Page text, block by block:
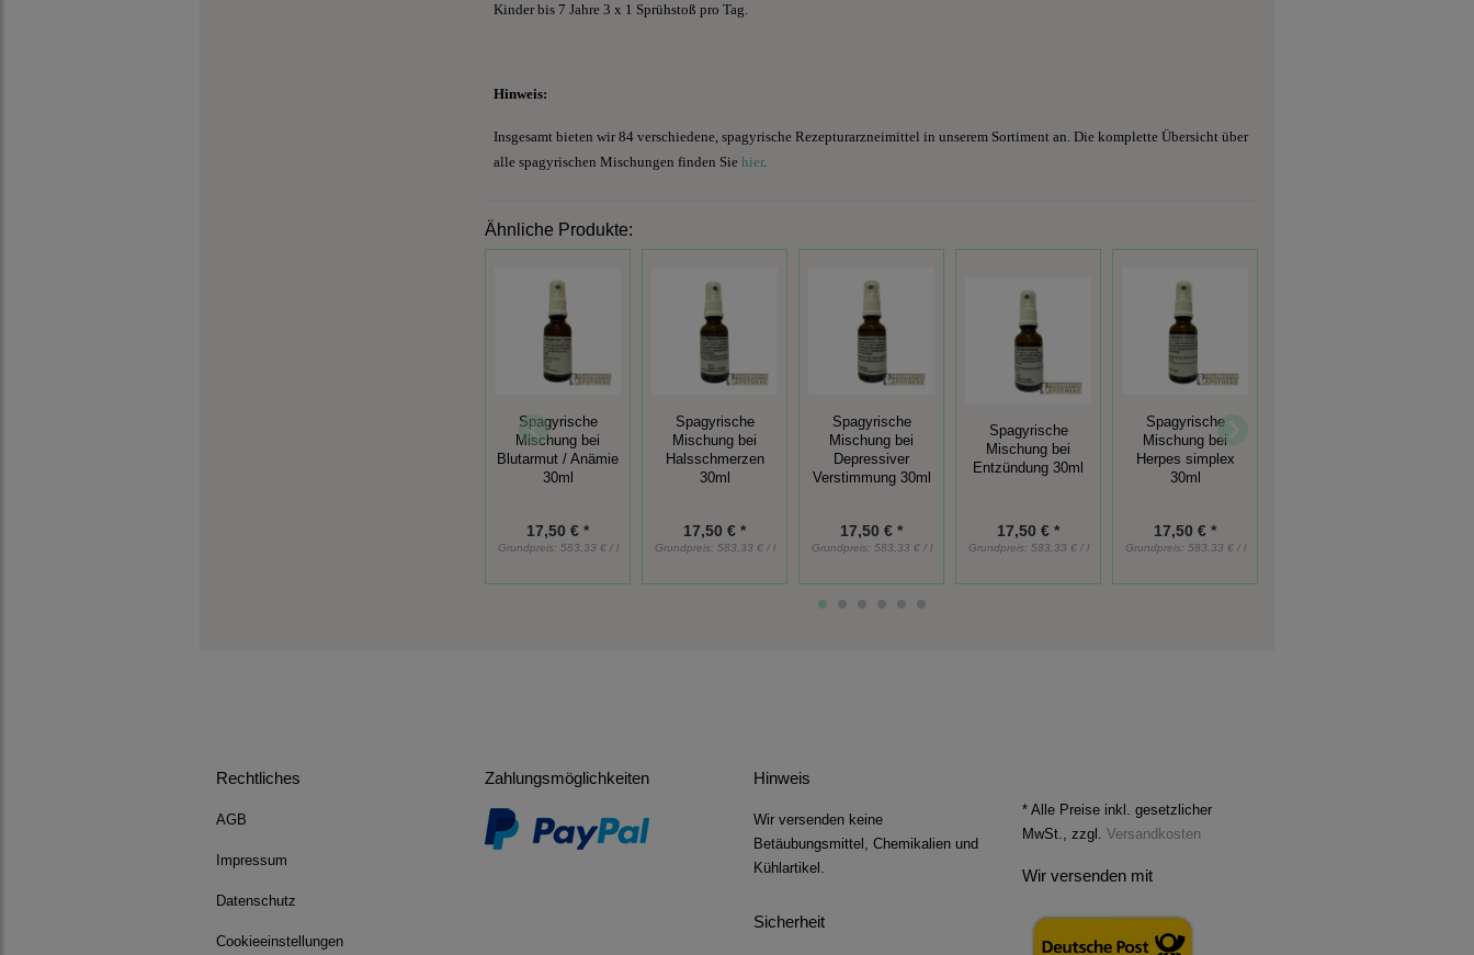
Kinder bis 7 Jahre 3 x 1 Sprühstoß pro Tag.
Hinweis:
Insgesamt bieten wir 84 verschiedene, spagyrische Rezepturarzneimittel in unserem Sortiment an. Die komplette Übersicht über
alle spagyrischen Mischungen finden Sie hier.
Ähnliche Produkte:
Spagyrische
Mischung bei
Blutarmut / Anämie
30ml
17,50 € *
Grundpreis: 583,33 € / l
Spagyrische
Mischung bei
Halsschmerzen
30ml
17,50 € *
Grundpreis: 583,33 € / l
Spagyrische
Mischung bei
Depressiver
Verstimmung 30ml
17,50 € *
Grundpreis: 583,33 € / l
Spagyrische
Mischung bei
Entzündung 30ml
17,50 € *
Grundpreis: 583,33 € / l
Spagyrische
Mischung bei
Herpes simplex
30ml
17,50 € *
Grundpreis: 583,33 € / l
Rechtliches
AGB
Impressum
Datenschutz
Cookieeinstellungen
Zahlungsmöglichkeiten Hinweis
Wir versenden keine
Betäubungsmittel, Chemikalien und
Kühlartikel.
Sicherheit
* Alle Preise inkl. gesetzlicher
MwSt., zzgl. Versandkosten
Wir versenden mit